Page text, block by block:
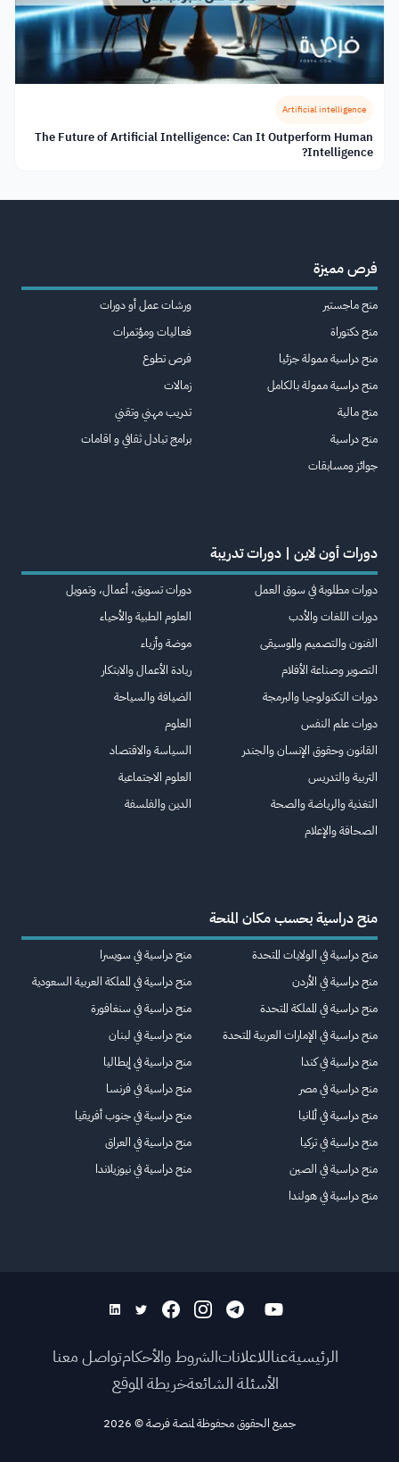
Artificial intelligence
The Future of Artificial Intelligence: Can It Outperform Human
Intelligence?
فرص مميزة
منح ماجستير
منح دكتوراة
منح دراسية ممولة جزئيا
منح دراسية ممولة بالكامل
منح مالية
منح دراسية
جوائز ومسابقات
ورشات عمل أو دورات
فعاليات ومؤتمرات
فرص تطوع
زمالات
تدريب مهني وتقني
برامج تبادل ثقافي و اقامات
دورات أون لاين | دورات تدريبة
دورات مطلوبة في سوق العمل
دورات اللغات والأدب
الفنون والتصميم والموسيقى
التصوير وصناعة الأفلام
دورات التكنولوجيا والبرمجة
دورات علم النفس
القانون وحقوق الإنسان والجندر
التربية والتدريس
التغذية والرياضة والصحة
الصحافة والإعلام
دورات تسويق، أعمال، وتمويل
العلوم الطبية والأحياء
موضة وأزياء
ريادة الأعمال والابتكار
الضيافة والسياحة
العلوم
السياسة والاقتصاد
العلوم الاجتماعية
الدين والفلسفة
منح دراسية بحسب مكان المنحة
منح دراسية في الولايات المتحدة
منح دراسية في الأردن
منح دراسية في المملكة المتحدة
منح دراسية في الإمارات العربية المتحدة
منح دراسية في كندا
منح دراسية في مصر
منح دراسية في ألمانيا
منح دراسية في تركيا
منح دراسية في الصين
منح دراسية في هولندا
منح دراسية في سويسرا
منح دراسية في المملكة العربية السعودية
منح دراسية في سنغافورة
منح دراسية في لبنان
منح دراسية في إيطاليا
منح دراسية في فرنسا
منح دراسية في جنوب أفريقيا
منح دراسية في العراق
منح دراسية في نيوزيلاندا
الرئيسيةعناللاعلاناتالشروط والأحكامتواصل معنا
الأسئلة الشائعةخريطة الموقع
جميع الحقوق محفوظة لمنصة فرصة©
2026